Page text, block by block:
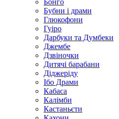
Бонго
Бубни і драми
Глюкофони
Гуіро
Дарбуки та Думбеки
Джембе
Дзвіночки
Дитячі барабани
Діджеріду
Ібо Драми
Кабаса
Калімби
Кастаньєти